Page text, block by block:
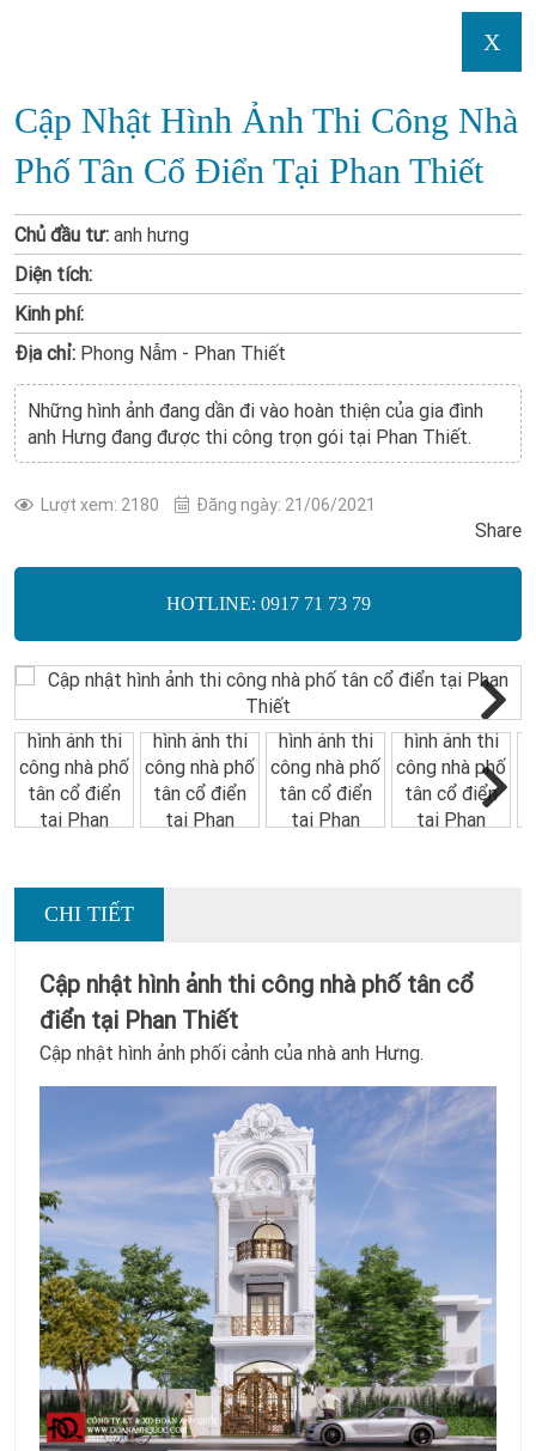
X
Cập Nhật Hình Ảnh Thi Công Nhà
Phố Tân Cổ Điển Tại Phan Thiết
Chủ đầu tư: anh hưng
Diện tích:
Kinh phí:
Địa chỉ: Phong Nẫm - Phan Thiết
Những hình ảnh đang dần đi vào hoàn thiện của gia đình
anh Hưng đang được thi công trọn gói tại Phan Thiết.
Lượt xem: 2180 Đăng ngày: 21/06/2021
Share
HOTLINE: 0917 71 73 79
Next
CHI TIẾT
Cập nhật hình ảnh thi công nhà phố tân cổ
điển tại Phan Thiết
Cập nhật hình ảnh phối cảnh của nhà anh Hưng.